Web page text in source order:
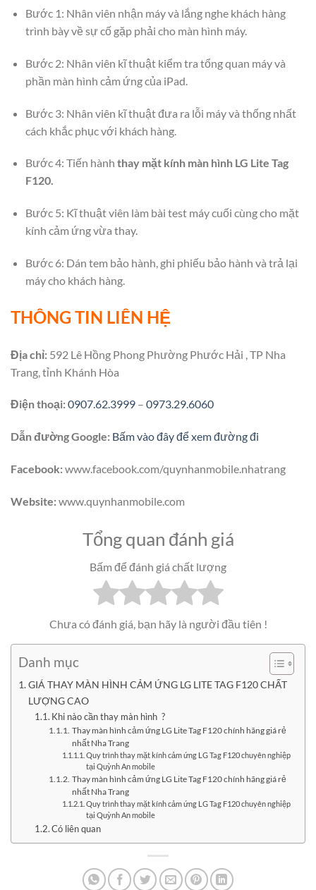
Bước 1: Nhân viên nhận máy và lắng nghe khách hàng
trình bày về sự cố gặp phải cho màn hình máy.
Bước 2: Nhân viên kĩ thuật kiểm tra tổng quan máy và
phần màn hình cảm ứng của iPad.
Bước 3: Nhân viên kĩ thuật đưa ra lỗi máy và thống nhất
cách khắc phục với khách hàng.
Bước 4: Tiến hành thay mặt kính màn hình LG Lite Tag
F120.
Bước 5: Kĩ thuật viên làm bài test máy cuối cùng cho mặt
kính cảm ứng vừa thay.
Bước 6: Dán tem bảo hành, ghi phiếu bảo hành và trả lại
máy cho khách hàng.
THÔNG TIN LIÊN HỆ
Địa chỉ: 592 Lê Hồng Phong Phường Phước Hải , TP Nha
Trang, tỉnh Khánh Hòa
Điện thoại:0907.62.3999 – 0973.29.6060
Dẫn đường Google: Bấm vào đây để xem đường đi
Facebook:www.facebook.com/quynhanmobile.nhatrang
Website:www.quynhanmobile.com
Tổng quan đánh giá
Bấm để đánh giá chất lượng
Chưa có đánh giá, bạn hãy là người đầu tiên !
Danh mục
GIÁ THAY MÀN HÌNH CẢM ỨNG LG LITE TAG F120 CHẤT
LƯỢNG CAO
Khi nào cần thay màn hình ?
Thay màn hình cảm ứng LG Lite Tag F120 chính hãng giá rẻ
nhất Nha Trang
Quy trình thay mặt kính cảm ứng LG Tag F120 chuyên nghiệp
tại Quỳnh An mobile
Thay màn hình cảm ứng LG Lite Tag F120 chính hãng giá rẻ
nhất Nha Trang
Quy trình thay mặt kính cảm ứng LG Tag F120 chuyên nghiệp
tại Quỳnh An mobile
Có liên quan